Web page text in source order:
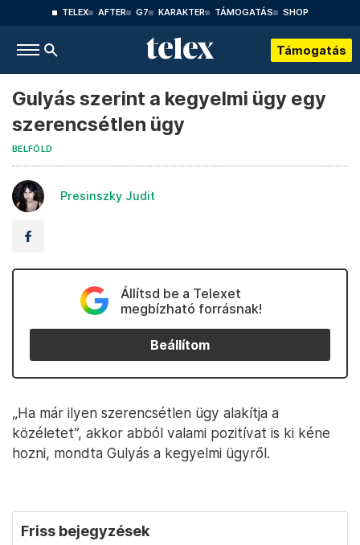
TELEX AFTER G7 KARAKTER TÁMOGATÁS SHOP
Támogatás
Gulyás szerint a kegyelmi ügy egy
szerencsétlen ügy
BELFÖLD
Presinszky Judit
Állítsd be a Telexet
megbízható forrásnak!
Beállítom
„Ha már ilyen szerencsétlen ügy alakítja a
közéletet”, akkor abból valami pozitívat is ki kéne
hozni, mondta Gulyás a kegyelmi ügyről.
Friss bejegyzések